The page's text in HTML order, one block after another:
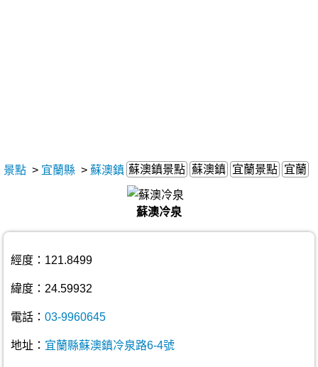
景點 > 宜蘭縣 > 蘇澳鎮 蘇澳鎮景點 蘇澳鎮 宜蘭景點 宜蘭
蘇澳冷泉
經度：121.8499
緯度：24.59932
電話： 03-9960645
地址： 宜蘭縣蘇澳鎮冷泉路6-4號